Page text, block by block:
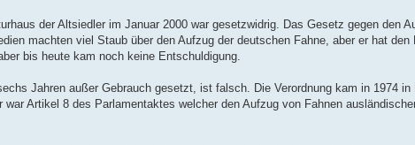
der Altsiedler im Januar 2000 war gesetzwidrig. Das Gesetz gegen den
machten viel Staub über den Aufzug der deutschen Fahne, aber er hat den
bis heute kam noch keine Entschuldigung.
Jahren außer Gebrauch gesetzt, ist falsch. Die Verordnung kam in 1974 in
Artikel 8 des Parlamentaktes welcher den Aufzug von Fahnen